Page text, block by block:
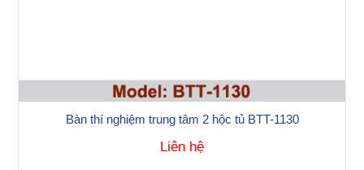
Bàn thí nghiệm trung tâm 2 hộc tủ BTT-1130
Liên hệ